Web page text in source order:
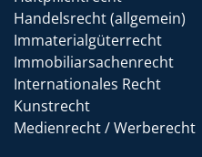
Handelsrecht (allgemein)
Immaterialgüterrecht
Immobiliarsachenrecht
Internationales Recht
Kunstrecht
Medienrecht / Werberecht